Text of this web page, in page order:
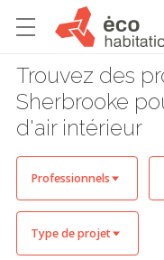
Trouvez des
Sherbrooke
d'air intérieur
Professionnels
Type de projet